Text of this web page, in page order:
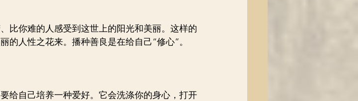
比你难的人感受到这世上的阳光和美丽。这样的
的人性之花来。播种善良是在给自己“修心”。
给自己培养一种爱好。它会洗涤你的身心，打开